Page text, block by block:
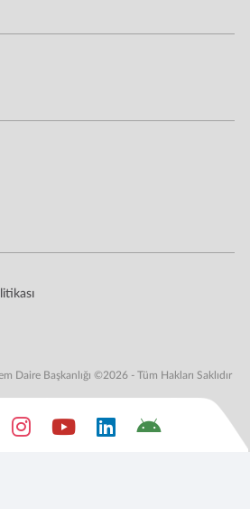
Daire Başkanlığı ©2026 - Tüm Hakları Saklıdır